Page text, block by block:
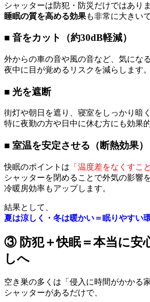
シャッターは防犯・防災だけではありま
睡眠の質を高める効果も非常に大きいで
■ 音をカット（約30dB軽減）
外からの車の音や風の音など、気にな
夜中に目が覚めるリスクを減らします。
■ 光を遮断
街灯や朝日を遮り、寝室をしっかり暗
特に夜勤の方や日中に休む方にも効果的
■ 室温を安定させる（断熱効果）
快眠のポイントは 「温度差をなくすこと
シャッターを閉めることで外気の影響
冷暖房効率もアップします。
結果として、
夏は涼しく・冬は暖かい＝眠りやすい
③ 防犯＋快眠＝本当に安
しへ
空き巣の多くは「侵入に時間がかかる
シャッターがあるだけで、